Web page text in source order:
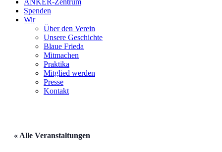
Spenden
Wir
Über den Verein
Unsere Geschichte
Blaue Frieda
Mitmachen
Praktika
Mitglied werden
Presse
Kontakt
« Alle Veranstaltungen